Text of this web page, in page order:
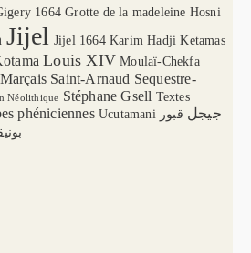
1664 Grotte de la madeleine Hosni
Jijel Jijel 1664 Karim Hadji Ketamas
Louis XIV Moulaï-Chekfa
Saint-Arnaud Sequestre-
Néolithique Stéphane Gsell Textes
phéniciennes Ucutamani جيجل قبور